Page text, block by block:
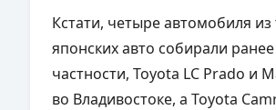
Кстати, четыре автомобиля из
японских авто собирали
частности, Toyota LC Prado и
во Владивостоке, а Toyota